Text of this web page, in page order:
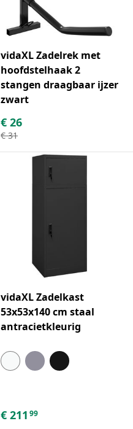
vidaXL Zadelrek met
hoofdstelhaak 2
stangen draagbaar ijzer
zwart
€ 26
€ 31
vidaXL Zadelkast
53x53x140 cm staal
antracietkleurig
€ 211 99